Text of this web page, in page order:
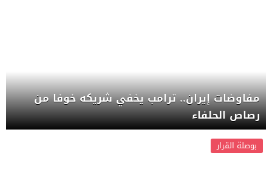
مفاوضات إيران.. ترامب يخفي شريكه خوفا من
رصاص الحلفاء
بوصلة القرار